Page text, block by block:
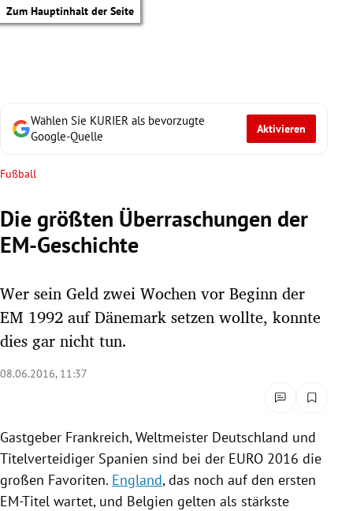
Zum Hauptinhalt der Seite
Untermenü
Untermenü
Untermenü
Untermenü
Wählen Sie KURIER als bevorzugte
Google-Quelle
Aktivieren
Fußball
Die größten Überraschungen der
EM-Geschichte
Wer sein Geld zwei Wochen vor Beginn der
EM 1992 auf Dänemark setzen wollte, konnte
dies gar nicht tun.
08.06.2016, 11:37
Gastgeber Frankreich, Weltmeister Deutschland und
Titelverteidiger Spanien sind bei der EURO 2016 die
großen Favoriten. England, das noch auf den ersten
EM-Titel wartet, und Belgien gelten als stärkste